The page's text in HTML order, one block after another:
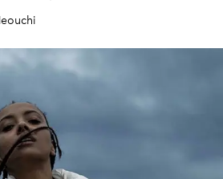
da indossare subito in ufficio.